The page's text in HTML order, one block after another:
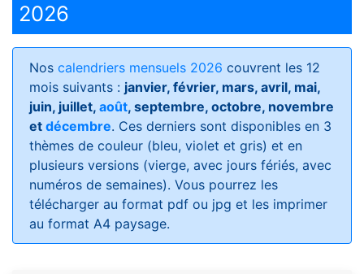
2026
Nos calendriers mensuels 2026 couvrent les 12
mois suivants : janvier, février, mars, avril, mai,
juin, juillet, août, septembre, octobre, novembre
et décembre. Ces derniers sont disponibles en 3
thèmes de couleur (bleu, violet et gris) et en
plusieurs versions (vierge, avec jours fériés, avec
numéros de semaines). Vous pourrez les
télécharger au format pdf ou jpg et les imprimer
au format A4 paysage.